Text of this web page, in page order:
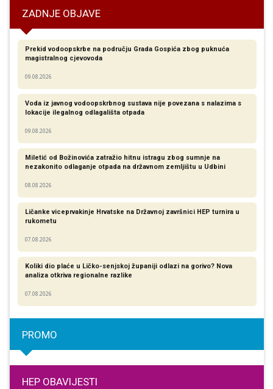
ZADNJE OBJAVE
Prekid vodoopskrbe na području Grada Gospića zbog puknuća
magistralnog cjevovoda
09.08.2026
Voda iz javnog vodoopskrbnog sustava nije povezana s nalazima s
lokacije ilegalnog odlagališta otpada
09.08.2026
Miletić od Božinovića zatražio hitnu istragu zbog sumnje na
nezakonito odlaganje otpada na državnom zemljištu u Udbini
08.08.2026
Ličanke viceprvakinje Hrvatske na Državnoj završnici HEP turnira u
rukometu
07.08.2026
Koliki dio plaće u Ličko-senjskoj županiji odlazi na gorivo? Nova
analiza otkriva regionalne razlike​
07.08.2026
PROMO
HEP OBAVIJESTI